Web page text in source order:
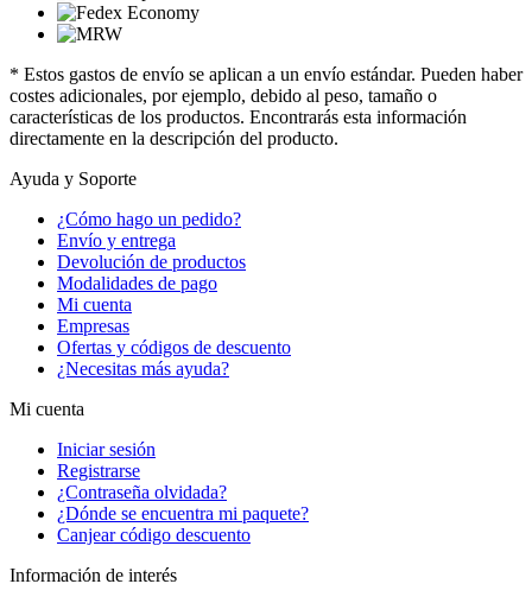
* Estos gastos de envío se aplican a un envío estándar. Pueden haber
costes adicionales, por ejemplo, debido al peso, tamaño o
características de los productos. Encontrarás esta información
directamente en la descripción del producto.
Ayuda y Soporte
¿Cómo hago un pedido?
Envío y entrega
Devolución de productos
Modalidades de pago
Mi cuenta
Empresas
Ofertas y códigos de descuento
¿Necesitas más ayuda?
Mi cuenta
Iniciar sesión
Registrarse
¿Contraseña olvidada?
¿Dónde se encuentra mi paquete?
Canjear código descuento
Información de interés